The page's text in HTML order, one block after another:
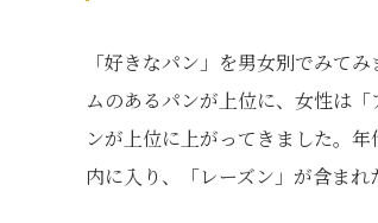
「好きなパン」を男女別でみて
ムのあるパンが上位に、女性は
ンが上位に上がってきました。
内に入り、「レーズン」が含まれ